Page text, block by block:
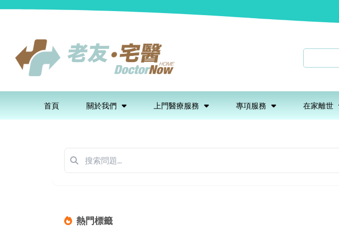
首頁 關於我們 上門醫療服務 專項服務 在家離世
熱門標籤